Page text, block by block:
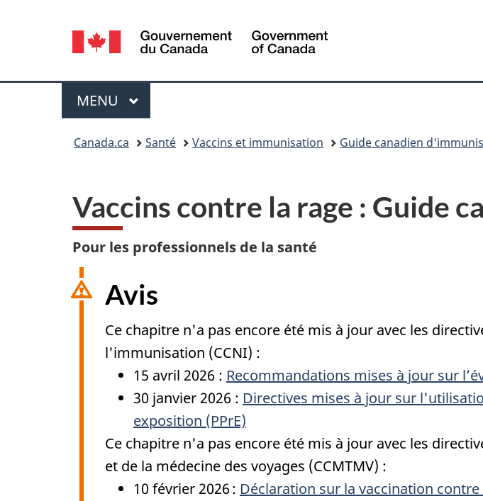
Sélection
de
la
langue
Canada
Menu
MENU PRINCIPAL
Canada.ca Santé Vaccins et immunisation Guide canadien
Vaccins contre la rage : Guide
Pour les professionnels de la santé
Avis
Ce chapitre n'a pas encore été mis à jour avec les
l'immunisation (CCNI) :
15 avril 2026 : Recommandations mises à jour sur
30 janvier 2026 : Directives mises à jour sur
exposition (PPrE)
Ce chapitre n'a pas encore été mis à jour avec les
et de la médecine des voyages (CCMTMV) :
10 février 2026 : Déclaration sur la vaccination